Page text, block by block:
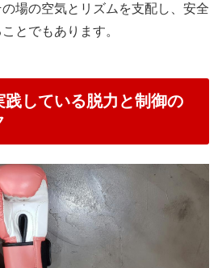
場の空気とリズムを支配し、安全
とでもあります。
践している脱力と制御の